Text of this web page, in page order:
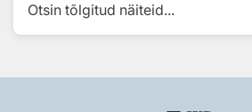
Otsin tõlgitud näiteid...